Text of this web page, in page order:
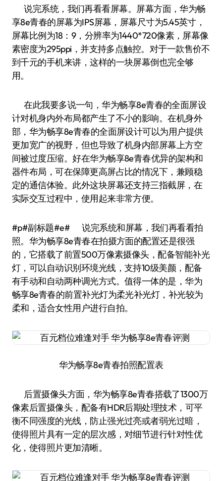
说完系统，我们再看看屏幕。屏幕方面，华为畅
享8e青春的屏幕为IPS屏幕，屏幕尺寸为5.45英寸，
屏幕比例为18：9，分辨率为1440*720像素，屏幕像
素密度为295ppi，并支持多点触控。对于一款售价不
到千元的手机来讲，这样的一块屏幕倒也完全够
用。
在此我要多说一句，华为畅享8e青春的全面屏设
计对机身内外布局都产生了不小的影响。在机身外
部，华为畅享8e青春的全面屏设计可以为用户提供
更加宽广的视野，但也导致了机身内部屏幕上方空
间被过度压缩。好在华为畅享8e青春优异的架构和
器件布局，可在保障更高屏占比的情况下，兼顾稳
定的通信体验。此外这块屏幕还支持三指截屏，在
实际交互过程中，使用起来非常方便。
#p#副标题#e# 说完系统和屏幕，我们再看看拍
照。华为畅享8e青春在拍摄方面的配置还是很强
的，它搭载了前置500万像素摄像头，配备智能补光
灯，可以自动识别环境光线，支持10级美颜，配备
有手动和自动两种调光方式。值得一体的是，华为
畅享8e青春的前置补光灯为柔光补光灯，补光较为
柔和，适合女性用户进行自拍。
华为畅享8e青春拍照配置表
后置摄像头方面，华为畅享8e青春搭载了1300万
像素后置摄像头，配备有HDR后期处理技术，可平
衡不同强度的光线，防止强光过亮或者弱光过暗，
使得照片具有一定的层次感，对细节进行针对性优
化，使得照片更加清晰。